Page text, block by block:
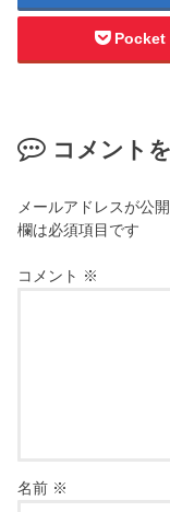
Pocket
コメント
メールアドレスが公
欄は必須項目です
コメント ※
名前 ※